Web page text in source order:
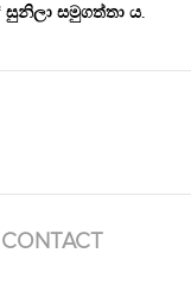
සුනිලා සමුගත්තා ය.